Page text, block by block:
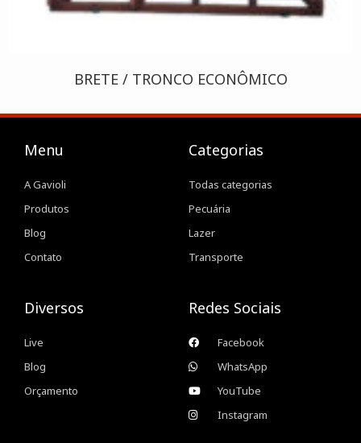
BRETE / TRONCO ECONÔMICO
Menu
A Gavioli
Produtos
Blog
Contato
Categorias
Todas categorias
Pecuária
Lazer
Transporte
Diversos
Live
Blog
Orçamento
Redes Sociais
Facebook
WhatsApp
YouTube
Instagram